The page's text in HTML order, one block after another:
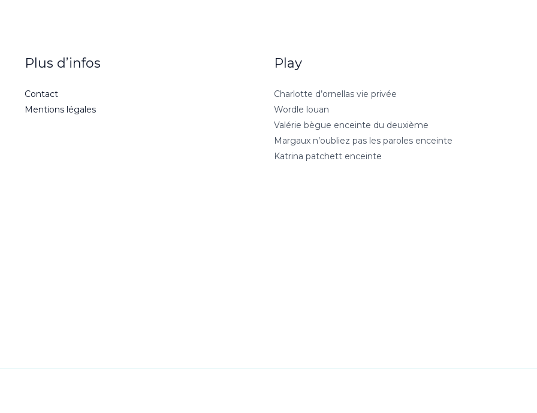
Plus d’infos
Contact
Mentions légales
Play
Charlotte d’ornellas vie privée
Wordle louan
Valérie bègue enceinte du deuxième
Margaux n’oubliez pas les paroles enceinte
Katrina patchett enceinte